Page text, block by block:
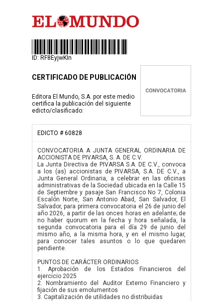
ID: RF8EyjwKIn
CERTIFICADO DE PUBLICACIÓN
Editora El Mundo, S.A. por este medio
certifica la publicación del siguiente
edicto/clasificado:
EDICTO # 60828
CONVOCATORIA A JUNTA GENERAL ORDINARIA DE
ACCIONISTA DE PIVARSA, S. A. DE C.V.
La Junta Directiva de PIVARSA S.A. DE C.V., convoca
a los (as) accionistas de PIVARSA, S.A. DE C.V., a
Junta General Ordinaria, a celebrar en las oficinas
administrativas de la Sociedad ubicada en la Calle 15
de Septiembre y pasaje San Francisco No 7, Colonia
Escalón Norte, San Antonio Abad, San Salvador, El
Salvador, para primera convocatoria el 26 de junio del
año 2026, a partir de las onces horas en adelante; de
no haber quorum en la fecha y hora señalada, la
segunda convocatoria para el día 29 de junio del
mismo año, a la misma hora, y en el mismo lugar,
para conocer tales asuntos o lo que quedaren
pendiente.
PUNTOS DE CARÁCTER ORDINARIOS
1. Aprobación de los Estados Financieros del
ejercicio 2025
2. Nombramiento del Auditor Externo Financiero y
fijación de sus emolumentos
3. Capitalización de utilidades no distribuidas